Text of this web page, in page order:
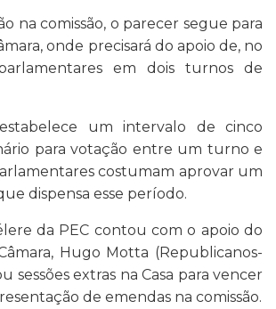
na comissão, o parecer segue para
onde precisará do apoio de, no
em dois turnos de
um intervalo de cinco
para votação entre um turno e
costumam aprovar um
dispensa esse período.
da PEC contou com o apoio do
Hugo Motta (Republicanos-
sessões extras na Casa para vencer
de emendas na comissão.